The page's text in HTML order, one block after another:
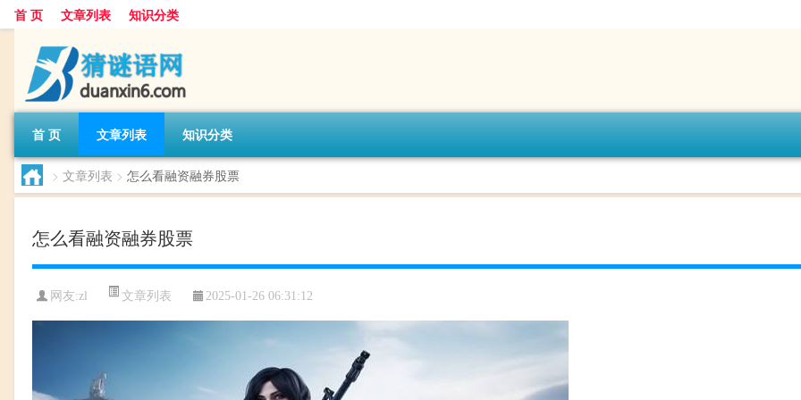
首 页 文章列表 知识分类
首 页 文章列表 知识分类
> 文章列表 > 怎么看融资融券股票
怎么看融资融券股票
网友:zl 文章列表 2025-01-26 06:31:12